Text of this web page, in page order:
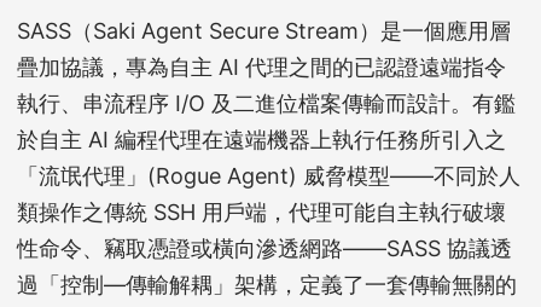
SASS（Saki Agent Secure Stream）是一個應用層
疊加協議，專為自主 AI 代理之間的已認證遠端指令
執行、串流程序 I/O 及二進位檔案傳輸而設計。有鑑
於自主 AI 編程代理在遠端機器上執行任務所引入之
「流氓代理」(Rogue Agent) 威脅模型——不同於人
類操作之傳統 SSH 用戶端，代理可能自主執行破壞
性命令、竊取憑證或橫向滲透網路——SASS 協議透
過「控制—傳輸解耦」架構，定義了一套傳輸無關的